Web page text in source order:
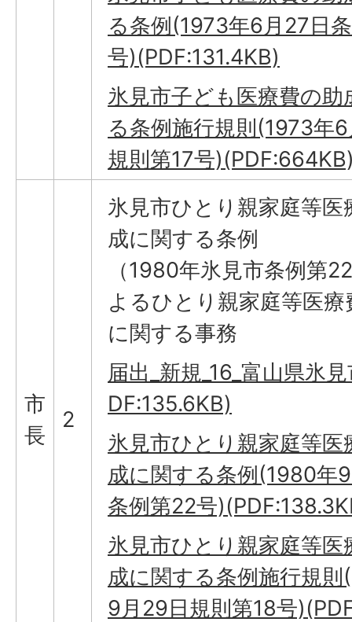
る条例(1973年6月27日
号)(PDF:131.4KB)
氷見市子ども医療費の助
る条例施行規則(1973年
規則第17号
市
長
2
氷見市ひとり親家庭等医
成に関する条例
（1980年氷見市条例第
よるひとり親家庭等医療
に関する事務
届出_新規_16_富山県氷見
DF:135.6KB)
氷見市ひとり親家庭等医
成に関する条例(1980年
条例第22号
氷見市ひとり親家庭等医
成に関する条例施行規
9月29日規則第18号